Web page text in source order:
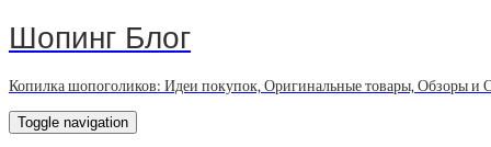
Шопинг Блог
Копилка шопоголиков: Идеи покупок, Оригинальные товары, Обзоры и
Toggle navigation